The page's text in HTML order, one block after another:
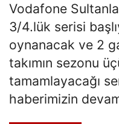
Vodafone
3/4.lük serisi
oynanacak ve 2
takımın sezonu
tamamlayacağı
haberimizin